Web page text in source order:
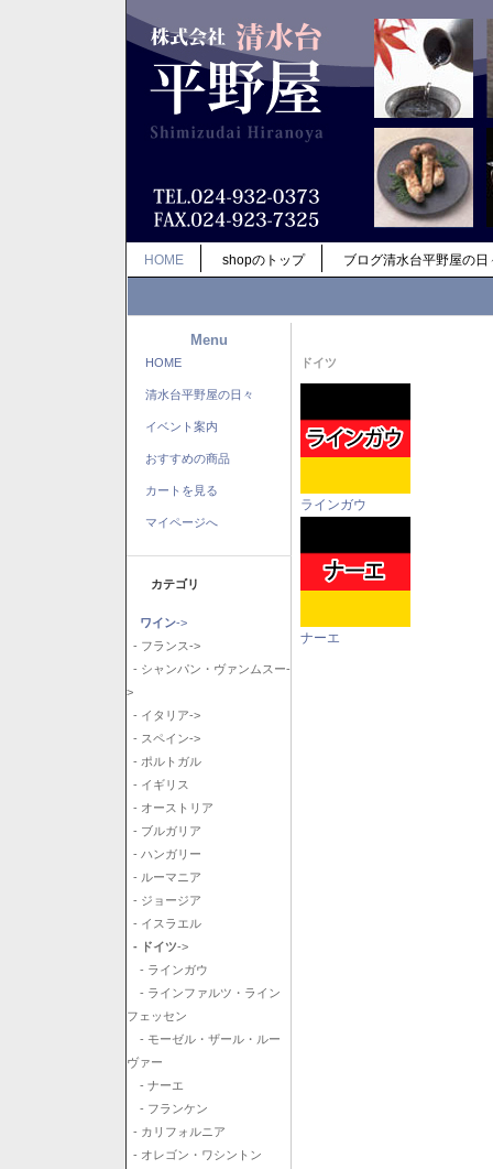
HOME shopのトップ ブログ清水台平野屋の日
Menu
HOME
清水台平野屋の日々
イベント案内
おすすめの商品
カートを見る
マイページへ
カテゴリ
ワイン->
- フランス->
- シャンパン・ヴァンムスー-
>
- イタリア->
- スペイン->
- ポルトガル
- イギリス
- オーストリア
- ブルガリア
- ハンガリー
- ルーマニア
- ジョージア
- イスラエル
- ドイツ->
- ラインガウ
- ラインファルツ・ライン
フェッセン
- モーゼル・ザール・ルー
ヴァー
- ナーエ
- フランケン
- カリフォルニア
- オレゴン・ワシントン
ドイツ
ラインガウ
ナーエ